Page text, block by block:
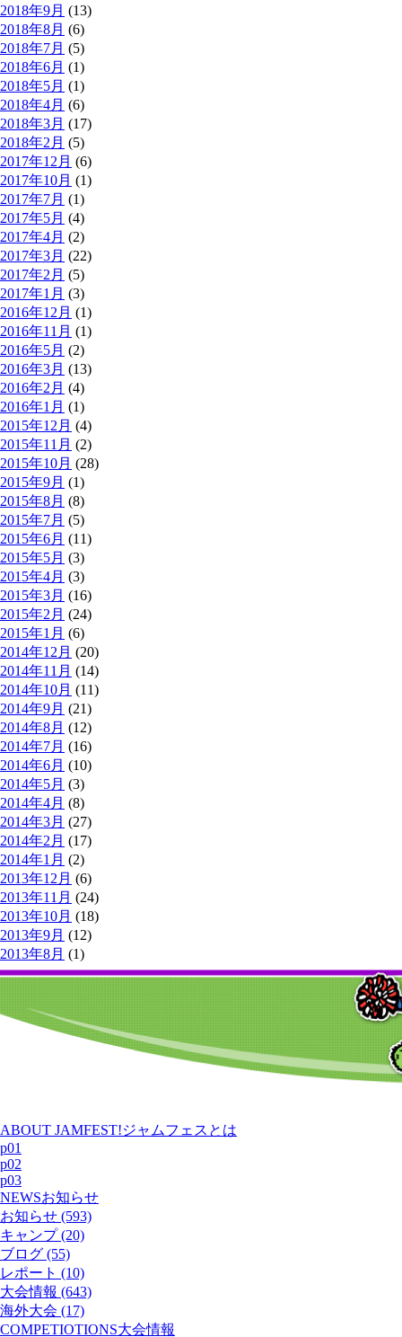
2018年9月 (13)
2018年8月 (6)
2018年7月 (5)
2018年6月 (1)
2018年5月 (1)
2018年4月 (6)
2018年3月 (17)
2018年2月 (5)
2017年12月 (6)
2017年10月 (1)
2017年7月 (1)
2017年5月 (4)
2017年4月 (2)
2017年3月 (22)
2017年2月 (5)
2017年1月 (3)
2016年12月 (1)
2016年11月 (1)
2016年5月 (2)
2016年3月 (13)
2016年2月 (4)
2016年1月 (1)
2015年12月 (4)
2015年11月 (2)
2015年10月 (28)
2015年9月 (1)
2015年8月 (8)
2015年7月 (5)
2015年6月 (11)
2015年5月 (3)
2015年4月 (3)
2015年3月 (16)
2015年2月 (24)
2015年1月 (6)
2014年12月 (20)
2014年11月 (14)
2014年10月 (11)
2014年9月 (21)
2014年8月 (12)
2014年7月 (16)
2014年6月 (10)
2014年5月 (3)
2014年4月 (8)
2014年3月 (27)
2014年2月 (17)
2014年1月 (2)
2013年12月 (6)
2013年11月 (24)
2013年10月 (18)
2013年9月 (12)
2013年8月 (1)
ABOUT JAMFEST!ジャムフェスとは
p01
p02
p03
NEWSお知らせ
お知らせ (593)
キャンプ (20)
ブログ (55)
レポート (10)
大会情報 (643)
海外大会 (17)
COMPETIOTIONS大会情報